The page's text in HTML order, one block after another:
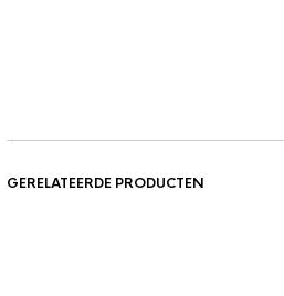
GERELATEERDE PRODUCTEN